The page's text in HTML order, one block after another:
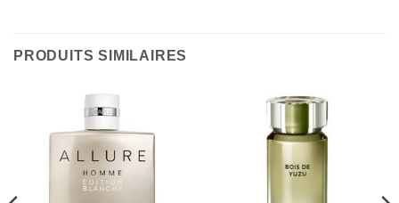
PRODUITS SIMILAIRES